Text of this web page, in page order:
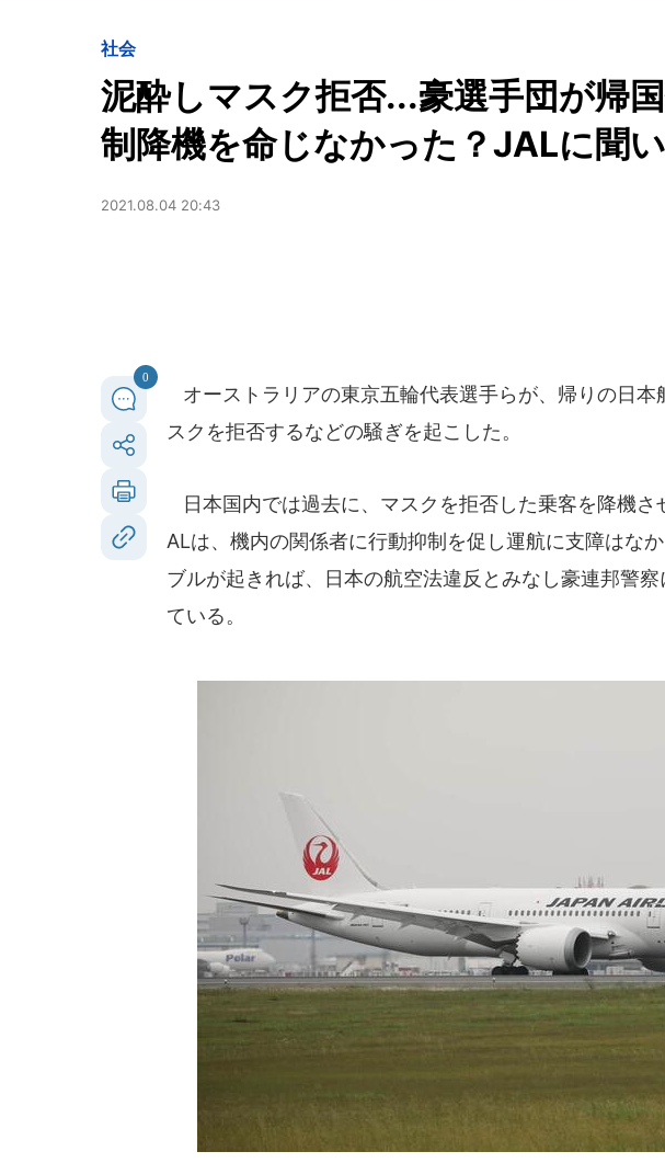
社会
泥酔しマスク拒否...豪選手団が帰
制降機を命じなかった？JALに聞
2021.08.04 20:43
0
オーストラリアの東京五輪代表選手らが、帰りの日本
スクを拒否するなどの騒ぎを起こした。
日本国内では過去に、マスクを拒否した乗客を降機さ
ALは、機内の関係者に行動抑制を促し運航に支障はな
ブルが起きれば、日本の航空法違反とみなし豪連邦警
ている。